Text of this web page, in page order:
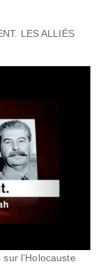
LES ALLIÉS
l’Holocauste